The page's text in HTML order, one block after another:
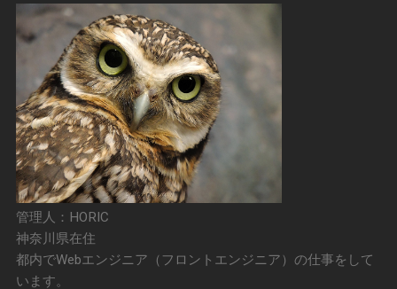
管理人：HORIC
神奈川県在住
都内でWebエンジニア（フロントエンジニア）の仕事をして
います。